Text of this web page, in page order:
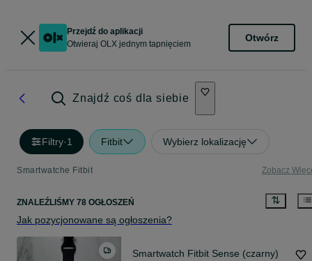
Przejdź do aplikacji
Otwieraj OLX jednym tapnięciem
Otwórz
Znajdź coś dla siebie
Filtry·1 Fitbit Wybierz lokalizację
Smartwatche Fitbit Zobacz
ZNALEŹLIŚMY 78 OGŁOSZEŃ
Jak pozycjonowane są ogłoszenia?
Smartwatch Fitbit Sense (czarny)